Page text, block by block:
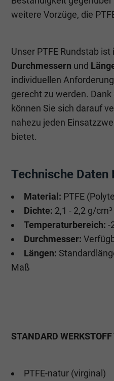
weitere Vorzüge, die
Unser PTFE Rundstab
Durchmessern und
individuellen
gerecht zu werden.
können Sie sich darauf
nahezu jeden
bietet.
Technische Daten
Material: PTFE
Dichte: 2,1 - 2,2 g/cm³
Temperaturbereich: -
Durchmesser:
Längen:
Maß
STANDARD
PTFE-natur (virginal)